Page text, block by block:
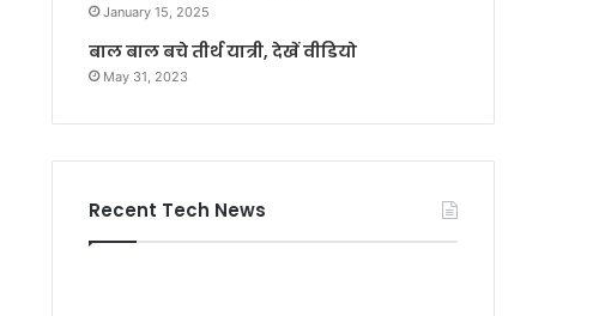
January 15, 2025
बाल बाल बचे तीर्थ यात्री, देखें वीडियो
May 31, 2023
Recent Tech News